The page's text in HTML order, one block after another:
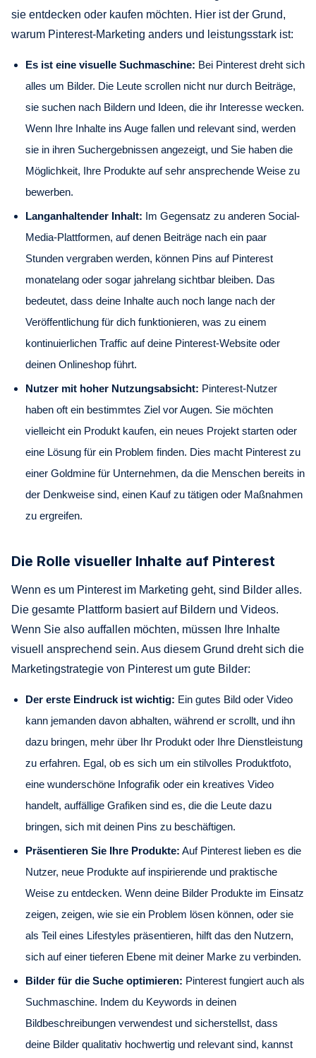
sie entdecken oder kaufen möchten. Hier ist der Grund,
warum Pinterest-Marketing anders und leistungsstark ist:
Es ist eine visuelle Suchmaschine: Bei Pinterest dreht sich
alles um Bilder. Die Leute scrollen nicht nur durch Beiträge,
sie suchen nach Bildern und Ideen, die ihr Interesse wecken.
Wenn Ihre Inhalte ins Auge fallen und relevant sind, werden
sie in ihren Suchergebnissen angezeigt, und Sie haben die
Möglichkeit, Ihre Produkte auf sehr ansprechende Weise zu
bewerben.
Langanhaltender Inhalt: Im Gegensatz zu anderen Social-
Media-Plattformen, auf denen Beiträge nach ein paar
Stunden vergraben werden, können Pins auf Pinterest
monatelang oder sogar jahrelang sichtbar bleiben. Das
bedeutet, dass deine Inhalte auch noch lange nach der
Veröffentlichung für dich funktionieren, was zu einem
kontinuierlichen Traffic auf deine Pinterest-Website oder
deinen Onlineshop führt.
Nutzer mit hoher Nutzungsabsicht: Pinterest-Nutzer
haben oft ein bestimmtes Ziel vor Augen. Sie möchten
vielleicht ein Produkt kaufen, ein neues Projekt starten oder
eine Lösung für ein Problem finden. Dies macht Pinterest zu
einer Goldmine für Unternehmen, da die Menschen bereits in
der Denkweise sind, einen Kauf zu tätigen oder Maßnahmen
zu ergreifen.
Die Rolle visueller Inhalte auf Pinterest
Wenn es um Pinterest im Marketing geht, sind Bilder alles.
Die gesamte Plattform basiert auf Bildern und Videos.
Wenn Sie also auffallen möchten, müssen Ihre Inhalte
visuell ansprechend sein. Aus diesem Grund dreht sich die
Marketingstrategie von Pinterest um gute Bilder:
Der erste Eindruck ist wichtig: Ein gutes Bild oder Video
kann jemanden davon abhalten, während er scrollt, und ihn
dazu bringen, mehr über Ihr Produkt oder Ihre Dienstleistung
zu erfahren. Egal, ob es sich um ein stilvolles Produktfoto,
eine wunderschöne Infografik oder ein kreatives Video
handelt, auffällige Grafiken sind es, die die Leute dazu
bringen, sich mit deinen Pins zu beschäftigen.
Präsentieren Sie Ihre Produkte: Auf Pinterest lieben es die
Nutzer, neue Produkte auf inspirierende und praktische
Weise zu entdecken. Wenn deine Bilder Produkte im Einsatz
zeigen, zeigen, wie sie ein Problem lösen können, oder sie
als Teil eines Lifestyles präsentieren, hilft das den Nutzern,
sich auf einer tieferen Ebene mit deiner Marke zu verbinden.
Bilder für die Suche optimieren: Pinterest fungiert auch als
Suchmaschine. Indem du Keywords in deinen
Bildbeschreibungen verwendest und sicherstellst, dass
deine Bilder qualitativ hochwertig und relevant sind, kannst